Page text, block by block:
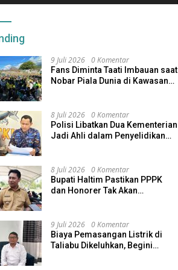
9 Juli 2026 0 Komentar
Fans Diminta Taati Imbauan saat
Nobar Piala Dunia di Kawasan
8 Juli 2026 0 Komentar
Polisi Libatkan Dua Kementerian
Jadi Ahli dalam Penyelidikan
8 Juli 2026 0 Komentar
Bupati Haltim Pastikan PPPK
dan Honorer Tak Akan
9 Juli 2026 0 Komentar
Biaya Pemasangan Listrik di
Taliabu Dikeluhkan, Begini